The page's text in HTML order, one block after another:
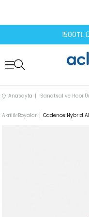
1500TL
Anasayfa Sanatsal ve Hobi
Akrilik Boyalar Cadence Hybrıd